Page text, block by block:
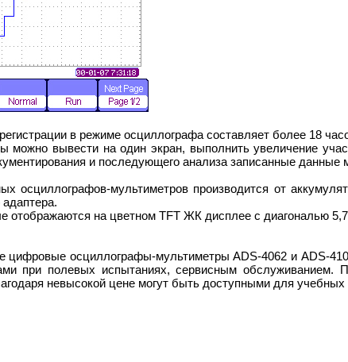
в режиме осциллографа составляет более 18
можно вывести на один экран, выполнить увеличение
и последующего анализа записанные данные
осциллографов-мультиметров производится от
адаптера.
отображаются на цветном TFT ЖК дисплее с диагональю
цифровые осциллографы-мультиметры ADS-4062 и ADS-
при полевых испытаниях, сервисным обслуживанием.
невысокой цене могут быть доступными для